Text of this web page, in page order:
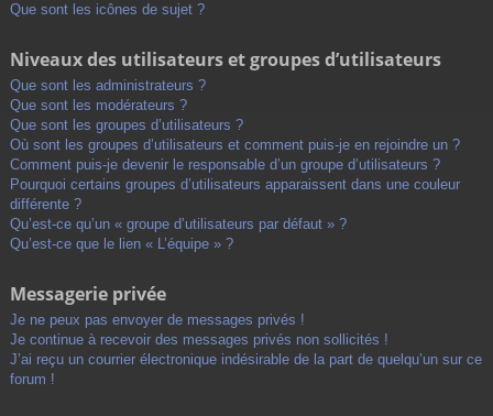
Que sont les icônes de sujet ?
Niveaux des utilisateurs et groupes d’utilisateurs
Que sont les administrateurs ?
Que sont les modérateurs ?
Que sont les groupes d’utilisateurs ?
Où sont les groupes d’utilisateurs et comment puis-je en rejoindre un ?
Comment puis-je devenir le responsable d’un groupe d’utilisateurs ?
Pourquoi certains groupes d’utilisateurs apparaissent dans une couleur
différente ?
Qu’est-ce qu’un « groupe d’utilisateurs par défaut » ?
Qu’est-ce que le lien « L’équipe » ?
Messagerie privée
Je ne peux pas envoyer de messages privés !
Je continue à recevoir des messages privés non sollicités !
J’ai reçu un courrier électronique indésirable de la part de quelqu’un sur ce
forum !